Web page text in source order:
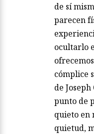
de sí
parecen
ocultarlo
cómplice
de
punto de
quieto en
quietud,